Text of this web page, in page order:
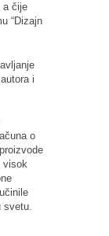
a čije
“Dizajn
i
o
visok
svetu.